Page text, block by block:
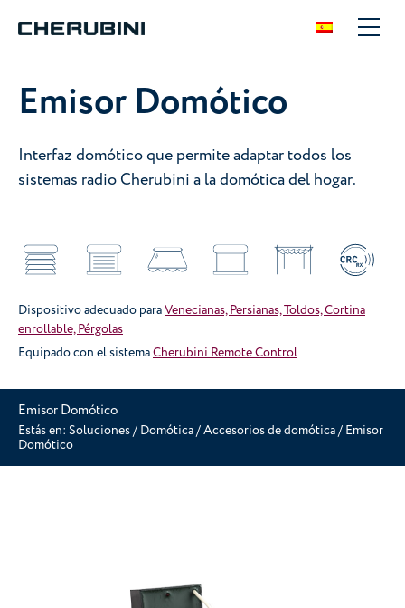
Emisor Domótico
Interfaz domótico que permite adaptar todos los
sistemas radio Cherubini a la domótica del hogar.
Dispositivo adecuado paraVenecianas, Persianas, Toldos, Cortina
enrollable, Pérgolas
Equipado con el sistemaCherubini Remote Control
Emisor Domótico
Estás en: Soluciones/ Domótica/Accesorios de domótica/ Emisor
Domótico